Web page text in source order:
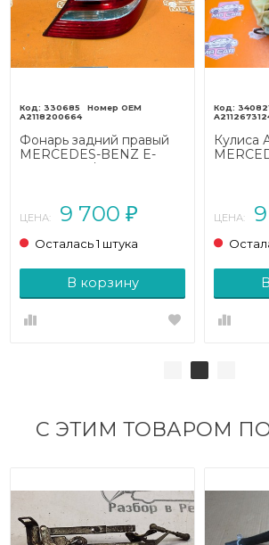
330685
A2118200664
Фонарь задний правый
MERCEDES-BENZ E-
класс W211/S211 (2002 -
ЦЕНА: 9 700 ₽
Осталась 1 штука
В корзину
Кулиса
класс
ЦЕНА:
С ЭТИМ ТОВАРОМ